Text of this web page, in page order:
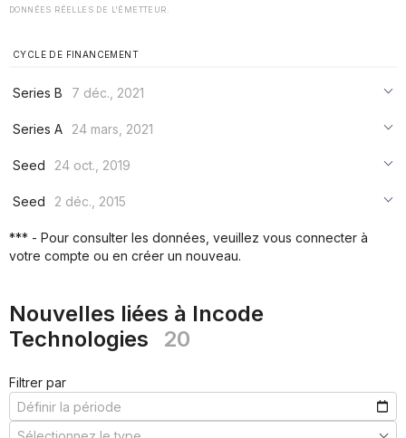
DONNÉES RÉELLES DE L'ÉMETTEUR.
CYCLE DE FINANCEMENT
Series B
7 déc., 2021
***
Series A
24 mars, 2021
***
Seed
24 oct., 2019
***
Seed
2 déc., 2015
*** - Pour consulter les données, veuillez vous connecter à
votre compte ou en créer un nouveau.
Nouvelles liées à Incode
Technologies
20
Filtrer par